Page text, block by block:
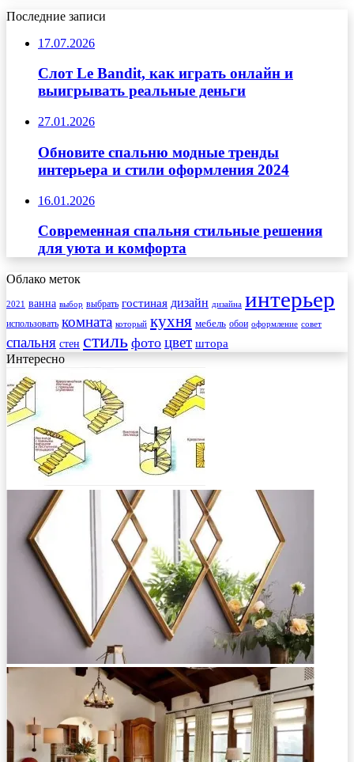
Последние записи
17.07.2026
Слот Le Bandit, как играть онлайн и
выигрывать реальные деньги
27.01.2026
Обновите спальню модные тренды
интерьера и стили оформления 2024
16.01.2026
Современная спальня стильные решения
для уюта и комфорта
Облако меток
2021 ванна выбор выбрать гостиная дизайн дизайна интерьер
использовать комната который кухня мебель обои оформление совет
спальня стен стиль фото цвет штора
Интересно